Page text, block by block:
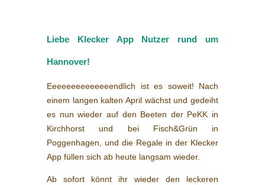
Liebe Klecker App Nutzer rund um
Hannover!
Eeeeeeeeeeeeeendlich ist es soweit! Nach
einem langen kalten April wächst und gedeiht
es nun wieder auf den Beeten der PeKK in
Kirchhorst und bei Fisch&Grün in
Poggenhagen, und die Regale in der Klecker
App füllen sich ab heute langsam wieder.
Ab sofort könnt ihr wieder den leckeren